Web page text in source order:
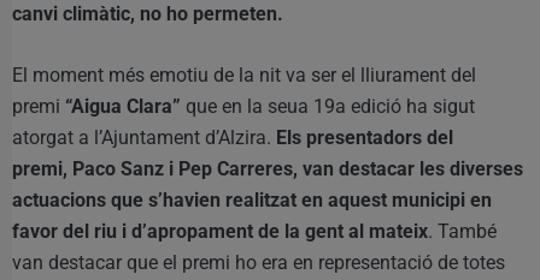
canvi climàtic, no ho permeten.
El moment més emotiu de la nit va ser el lliurament del
premi “Aigua Clara” que en la seua 19a edició ha sigut
atorgat a l’Ajuntament d’Alzira. Els presentadors del
premi, Paco Sanz i Pep Carreres, van destacar les diverses
actuacions que s’havien realitzat en aquest municipi en
favor del riu i d’apropament de la gent al mateix. També
van destacar que el premi ho era en representació de totes